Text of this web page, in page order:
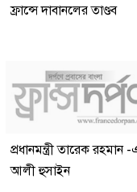
ফ্রান্সে দাবানলের তাণ্ডব
প্রধানমন্ত্রী তারেক রহমান
আলী হুসাইন